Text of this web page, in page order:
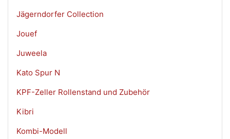
Jägerndorfer Collection
Jouef
Juweela
Kato Spur N
KPF-Zeller Rollenstand und Zubehör
Kibri
Kombi-Modell